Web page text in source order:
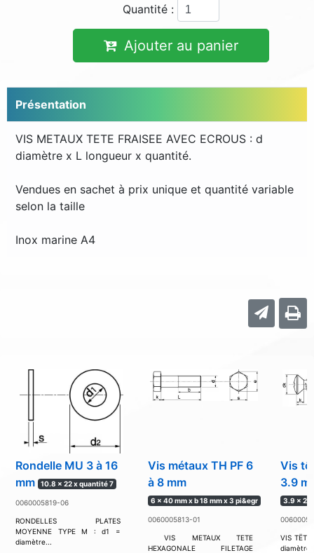
Quantité :
Ajouter au panier
Présentation
VIS METAUX TETE FRAISEE AVEC ECROUS : d
diamètre x L longueur x quantité.
Vendues en sachet à prix unique et quantité variable
selon la taille
Inox marine A4
Rondelle MU 3 à 16
mm
10.8 x 22 x quantité 7
0060005819-06
RONDELLES PLATES
MOYENNE TYPE M : d1 =
diamètre...
Vis métaux TH PF 6
à 8 mm
6 x 40 mm x b 18 mm x 3 pi&egr
0060005813-01
VIS METAUX TETE
HEXAGONALE FILETAGE
Vis
3.9
3.9 x 25
VIS TËTE
diamètre